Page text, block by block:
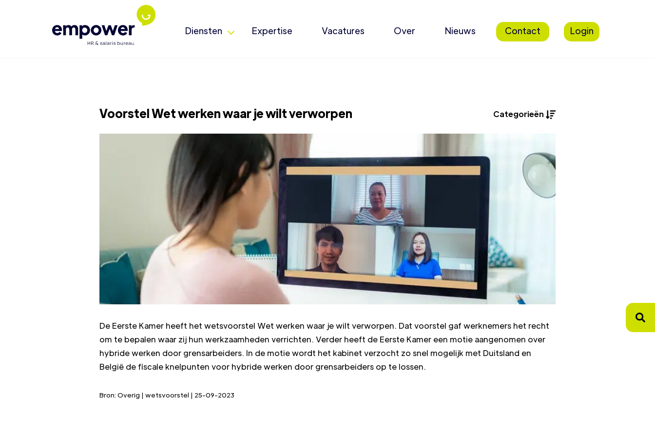
Diensten Expertise Vacatures Over Nieuws Contact Login
Voorstel Wet werken waar je wilt verworpen Categorieën
De Eerste Kamer heeft het wetsvoorstel Wet werken waar je wilt verworpen. Dat voorstel gaf werknemers het recht
om te bepalen waar zij hun werkzaamheden verrichten. Verder heeft de Eerste Kamer een motie aangenomen over
hybride werken door grensarbeiders. In de motie wordt het kabinet verzocht zo snel mogelijk met Duitsland en
België de fiscale knelpunten voor hybride werken door grensarbeiders op te lossen.
Bron: Overig | wetsvoorstel | 25-09-2023